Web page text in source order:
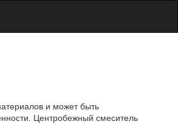
и может быть
Центробежный смеситель